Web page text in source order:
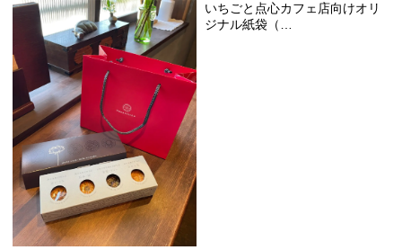
いちごと点心カフェ店向けオリ
ジナル紙袋（…